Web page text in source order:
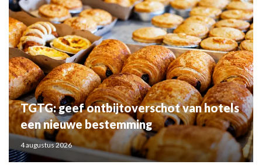
TGTG: geef ontbijtoverschot van hotels
een nieuwe bestemming
4 augustus 2026